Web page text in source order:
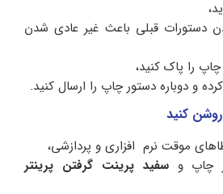
دستورات قبلی باعث غیر عادی شدن
را پاک کنید،
و دوباره دستور چاپ را ارسال کنید.
موقت نرم‌ افزاری و پردازشی،
چاپ وسفید پرینت گرفتن پرینتر